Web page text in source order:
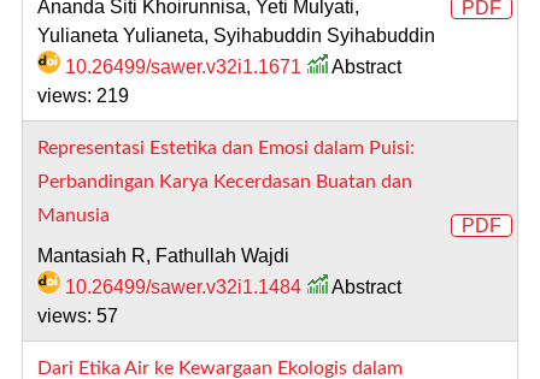
Ananda Siti Khoirunnisa, Yeti Mulyati,
Yulianeta Yulianeta, Syihabuddin Syihabuddin
10.26499/sawer.v32i1.1671
Abstract
views: 219
PDF
Representasi Estetika dan Emosi dalam Puisi:
Perbandingan Karya Kecerdasan Buatan dan
Manusia
Mantasiah R, Fathullah Wajdi
10.26499/sawer.v32i1.1484
Abstract
views: 57
PDF
Dari Etika Air ke Kewargaan Ekologis dalam